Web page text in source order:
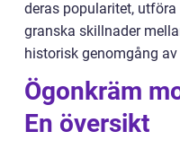
deras popularitet,
granska skillnader
historisk genomgång
Ögonkräm
En översikt